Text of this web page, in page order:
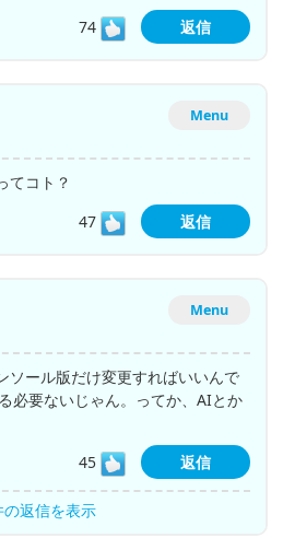
74
返信
Menu
てコト？
47
返信
Menu
ソール版だけ変更すればいいんで
必要ないじゃん。ってか、AIとか
45
返信
の返信を表示